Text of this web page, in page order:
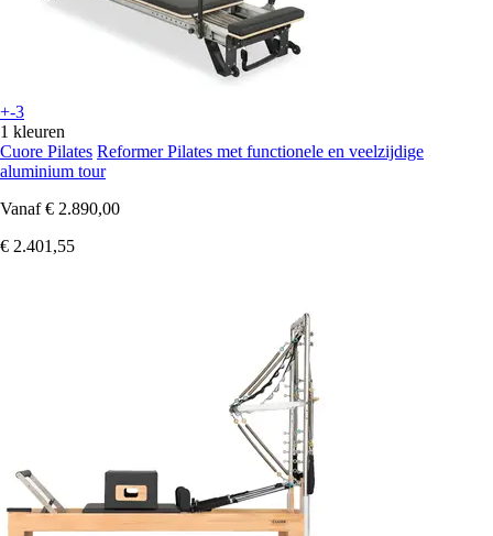
+-3
1 kleuren
Cuore Pilates Reformer Pilates met functionele en veelzijdige
aluminium tour
Vanaf € 2.890,00
€ 2.401,55